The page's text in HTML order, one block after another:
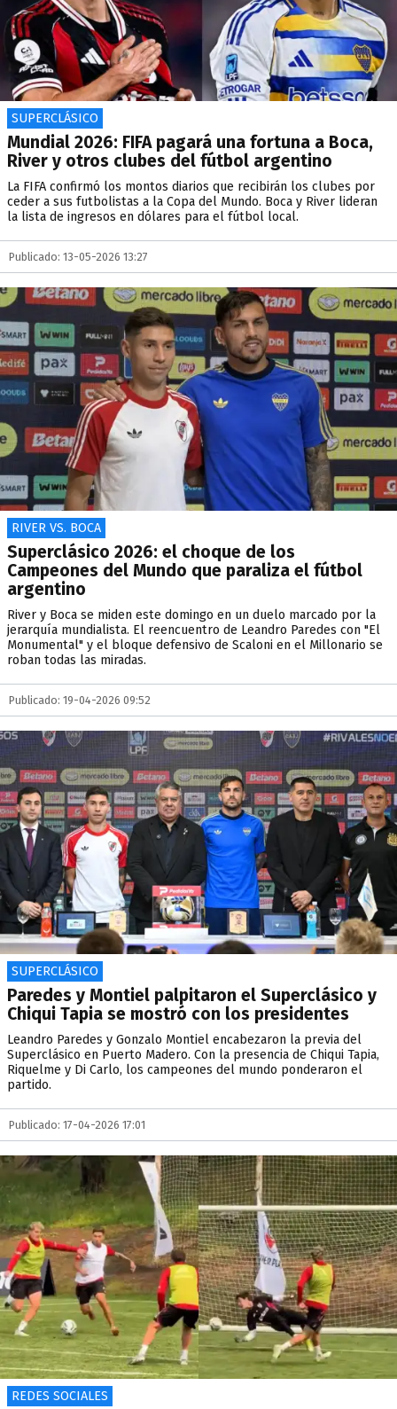
SUPERCLÁSICO
Mundial 2026: FIFA pagará una fortuna a Boca,
River y otros clubes del fútbol argentino
La FIFA confirmó los montos diarios que recibirán los clubes por
ceder a sus futbolistas a la Copa del Mundo. Boca y River lideran
la lista de ingresos en dólares para el fútbol local.
Publicado: 13-05-2026 13:27
RIVER VS. BOCA
Superclásico 2026: el choque de los
Campeones del Mundo que paraliza el fútbol
argentino
River y Boca se miden este domingo en un duelo marcado por la
jerarquía mundialista. El reencuentro de Leandro Paredes con "El
Monumental" y el bloque defensivo de Scaloni en el Millonario se
roban todas las miradas.
Publicado: 19-04-2026 09:52
SUPERCLÁSICO
Paredes y Montiel palpitaron el Superclásico y
Chiqui Tapia se mostró con los presidentes
Leandro Paredes y Gonzalo Montiel encabezaron la previa del
Superclásico en Puerto Madero. Con la presencia de Chiqui Tapia,
Riquelme y Di Carlo, los campeones del mundo ponderaron el
partido.
Publicado: 17-04-2026 17:01
REDES SOCIALES